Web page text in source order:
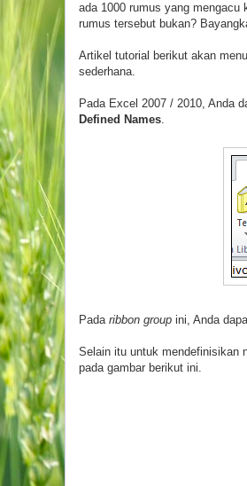
ada 1000 rumus yang mengacu
rumus tersebut bukan?
Artikel tutorial berikut akan
sederhana.
Pada Excel 2007 / 2010, Anda
Defined Names.
Pada ribbon group ini, Anda
Selain itu untuk mendefinisikan
pada gambar berikut ini.